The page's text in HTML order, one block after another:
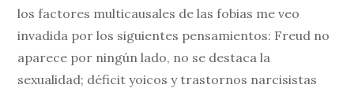
los factores multicausales de las fobias me veo
invadida por los siguientes pensamientos: Freud no
aparece por ningún lado, no se destaca la
sexualidad; déficit yoicos y trastornos narcisistas